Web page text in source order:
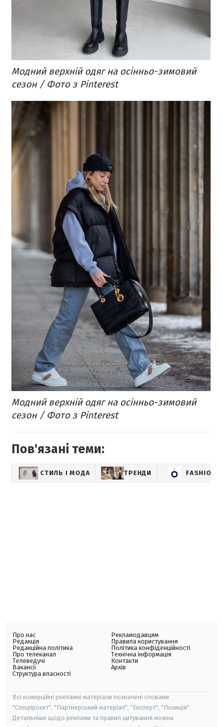
Модний верхній одяг на осінньо-зимовий
сезон / Фото з Pinterest
Модний верхній одяг на осінньо-зимовий
сезон / Фото з Pinterest
Пов'язані теми:
СТИЛЬ І МОДА ТРЕНДИ FASHION
Про нас
Редакція
Редакційна політика
Про телеканал
Телеведучі
Вакансії
Структура власності
Рекламодавцям
Правила користування
Політика конфіденційності
Технічна інформація
Контакти
Архів
Всі комерційні рекламні матеріали позначені словами
"Спецпроєкт", "Партнерський матеріал", "Експерт", "Позиція".
Детальніше щодо реклами та правил цитування можна